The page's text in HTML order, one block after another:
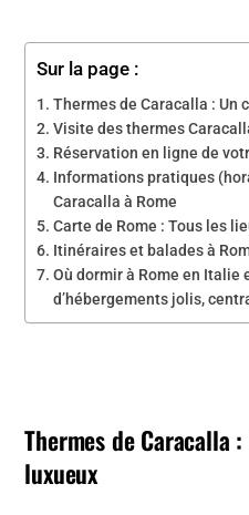
Sur la page :
Thermes de Caracalla : Un
Visite des thermes
Réservation en ligne de
Informations pratiques
Caracalla à Rome
Carte de Rome : Tous les
Itinéraires et balades à
Où dormir à Rome en Italie
d’hébergements jolis,
Thermes de Caracalla
luxueux